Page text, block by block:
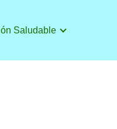
Saludable